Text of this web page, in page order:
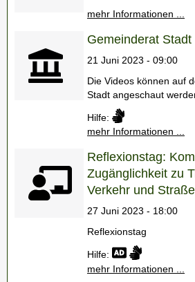
mehr Informationen ...
Gemeinderat
21 Juni 2023 - 09:00
Die Videos können auf
Stadt angeschaut
Hilfe:
mehr Informationen ...
Reflexionstag:
Zugänglichkeit zu
Verkehr und
27 Juni 2023 - 18:00
Reflexionstag
Hilfe:
mehr Informationen ...